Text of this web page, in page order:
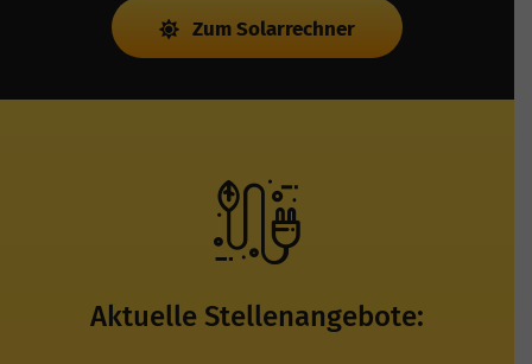
Zum Solarrechner
Aktuelle Stellenangebote: